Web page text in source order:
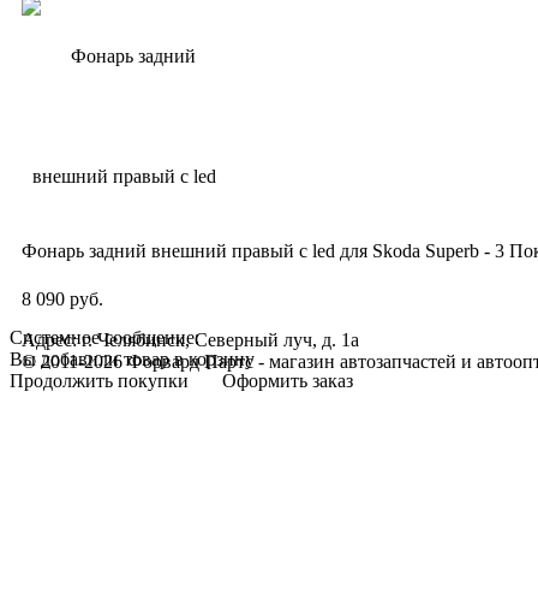
Фонарь задний внешний правый с led для Skoda Superb - 3
8 090 руб.
Адрес: г. Челябинск, Северный луч, д. 1а
© 2011-2026 Форвард Партс - магазин автозапчастей и
Системное сообщение:
Вы добавили товар в корзину
Продолжить покупки
Оформить заказ